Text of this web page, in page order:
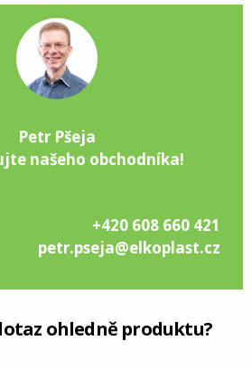
Petr Pšeja
našeho obchodníka!
+420 608 660 421
petr.pseja@elkoplast.cz
ohledně produktu?